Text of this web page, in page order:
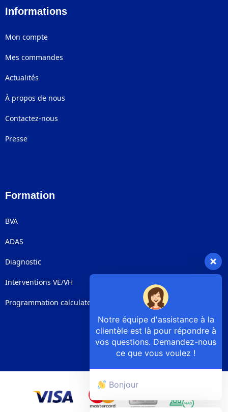
Informations
Mon compte
Mes commandes
Actualités
À propos de nous
Contactez-nous
Presse
Formation
BVA
ADAS
Diagnostic
Interventions VE/VH
Programmation calculateurs
Notre équipe d'assistance à la
clientèle est là pour répondre à
vos questions. Demandez-nous
ce que vous voulez !
Bonjour